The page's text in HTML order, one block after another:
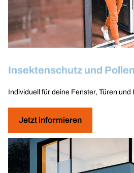
Insektenschutz und
Individuell für deine Fenster, Türen und
Jetzt informieren